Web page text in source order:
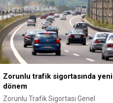
mücadelesinin açılış
karşılaşmasında rakibine 2-0
mağlup olarak Dünya Kupası
serüvenine puansız başladı.
Karşılaşmanın ilk dakikalarından
itibaren iki takım da kontrollü bir
oyun sergilerken, Avustralya
özellikle hızlı hücumlarla etkili
olmaya...
Zorunlu trafik sigortasında yeni
dönem
Zorunlu Trafik Sigortası Genel